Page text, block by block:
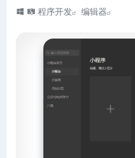
程序开发 编辑器